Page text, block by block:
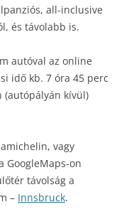
all-inclusive
és távolabb is.
autóval az online
idő kb. 7 óra 45 perc
(autópályán kívül)
vagy
GoogleMaps-on
távolság a
– Innsbruck.